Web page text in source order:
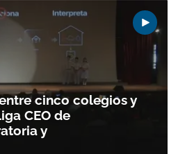
cinco colegios y
CEO de
y